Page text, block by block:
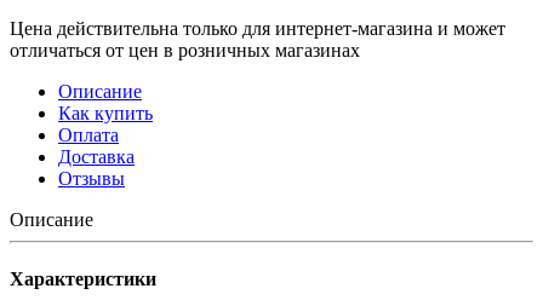
Цена действительна только для интернет-магазина и может
отличаться от цен в розничных магазинах
Описание
Как купить
Оплата
Доставка
Отзывы
Описание
Характеристики